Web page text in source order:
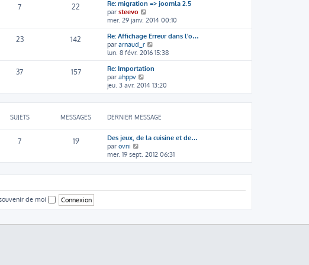
a
g
e
m
s
s
a
g
e
r
n
i
e
r
m
s
s
a
g
7 22
Re: migration => joomla 2.5
par steevo
o
i
r
l
e
d
e
n
i
e
m
s
a
g
mer. 29 janv. 2014 00:10
23 142
Re: Affichage Erreur dans l'o…
par arnaud_r
o
i
r
e
d
e
n
e
m
s
g
lun. 8 févr. 2016 15:38
37 157
Re: Importation
par ahppv
o
i
r
e
e
r
n
i
r
e
s
g
jeu. 3 avr. 2014 13:20
SUJETS MESSAGES DERNIER MESSAGE
7 19
Des jeux, de la cuisine et de…
par ovni
o
i
mer. 19 sept. 2012 06:31
de moi